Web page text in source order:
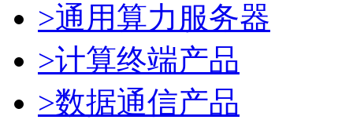
>通用算力服务器
>计算终端产品
>数据通信产品